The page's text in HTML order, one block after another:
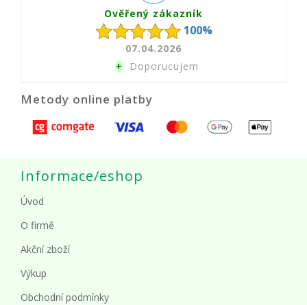
Ověřený zákazník
100%
07.04.2026
+Doporucujem
Metody online platby
Informace/eshop
Úvod
O firmě
Akční zboží
Výkup
Obchodní podmínky